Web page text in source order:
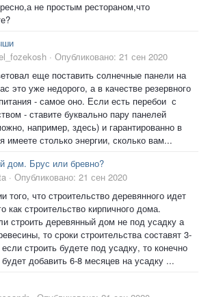
не простым рестораном,что
· Опубликовано: 21 сен 2020
еще поставить солнечные панели на
это уже недорого, а в качестве резервного
- самое оно. Если есть перебои с
- ставите буквально пару панелей
например, здесь) и гарантированно в
имеете столько энергии, сколько вам...
дом. Брус или бревно?
· Опубликовано: 21 сен 2020
того, что строительство деревянного идет
как строительство кирпичного дома.
строить деревянный дом не под усадку а
то сроки строительства составят 3-
строить будете под усадку, то конечно
добавить 6-8 месяцев на усадку ...